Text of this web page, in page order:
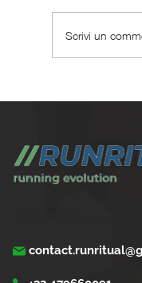
Scrivi un